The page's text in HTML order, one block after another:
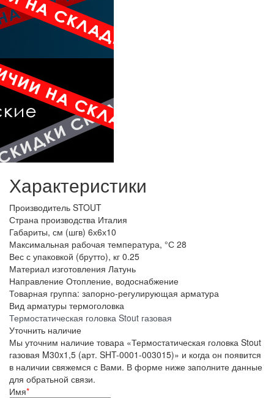
Характеристики
Производитель STOUT
Страна производства Италия
Габариты, см (шгв) 6х6х10
Максимальная рабочая температура, °С 28
Вес с упаковкой (брутто), кг 0.25
Материал изготовления Латунь
Направление Отопление, водоснабжение
Товарная группа: запорно-регулирующая арматура
Вид арматуры термоголовка
Термостатическая головка Stout газовая
Уточнить наличие
Мы уточним наличие товара «Термостатическая головка Stout
газовая M30x1,5 (арт. SHT-0001-003015)» и когда он появится
в наличии свяжемся с Вами. В форме ниже заполните данные
для обратьной связи.
Имя*